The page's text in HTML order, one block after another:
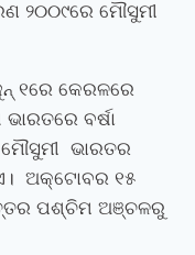
୨୦୦୯ରେ ମୌସୁମୀ
୧ରେ କେରଳରେ
ବର୍ଷା
ଭାରତର
ଅକ୍ଟୋବର ୧୫
ପଶ୍ଚିମ ଅଞ୍ଚଳରୁ